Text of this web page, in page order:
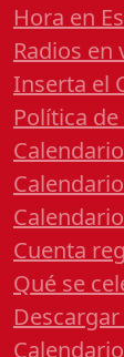
Hora en
Radios en
Inserta el
Política
Cuenta
Qué se